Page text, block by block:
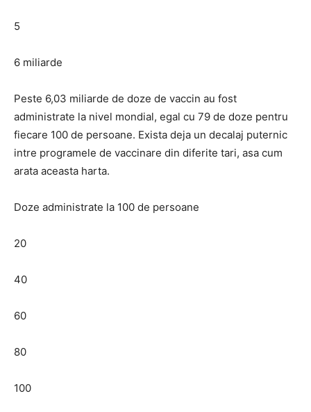
5
6 miliarde
Peste 6,03 miliarde de doze de vaccin au fost
administrate la nivel mondial, egal cu 79 de doze pentru
fiecare 100 de persoane. Exista deja un decalaj puternic
intre programele de vaccinare din diferite tari, asa cum
arata aceasta harta.
Doze administrate la 100 de persoane
20
40
60
80
100